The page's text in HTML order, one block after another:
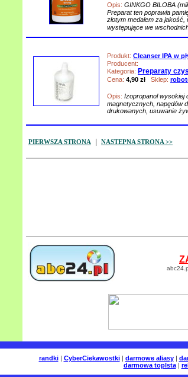
Opis: GINKGO BILOBA
Preparat ten poprawia
złotym medalem za
występujące we
Produkt: Cleanser IPA w
Producent:
Kategoria: Preparaty
Cena: 4,90 zł Sklep:
Opis: Izopropanol wysokiej
magnetycznych, napędów
drukowanych, usuwanie
PIERWSZA STRONA NASTEPNA STRONA >>
randki| CyberCiekawostki| darmowe aliasy|
darmowa toplsta|